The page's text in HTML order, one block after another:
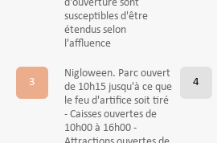
d'ouverture sont
susceptibles d'être
étendus selon
l'affluence
Nigloween. Parc ouvert
de 10h15 jusqu'à ce que
le feu d'artifice soit tiré
- Caisses ouvertes de
10h00 à 16h00 -